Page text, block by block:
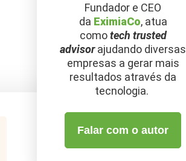
Fundador e CEO
da EximiaCo, atua
comotech trusted
advisorajudando diversas
empresas a gerar mais
resultados através da
tecnologia.
Falar com o autor